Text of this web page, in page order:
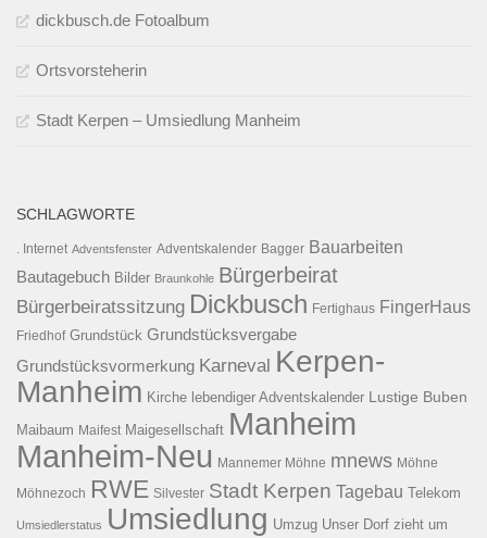
dickbusch.de Fotoalbum
Ortsvorsteherin
Stadt Kerpen – Umsiedlung Manheim
SCHLAGWORTE
. Internet Adventsfenster Adventskalender Bagger Bauarbeiten
Bautagebuch Bilder Braunkohle Bürgerbeirat
Bürgerbeiratssitzung Dickbusch Fertighaus FingerHaus
Friedhof Grundstück Grundstücksvergabe
Grundstücksvormerkung Karneval Kerpen-
Manheim Kirche lebendiger Adventskalender Lustige Buben
Maibaum Maifest Maigesellschaft Manheim
Manheim-Neu Mannemer Möhne mnews Möhne
Möhnezoch RWE Silvester Stadt Kerpen Tagebau Telekom
Umsiedlerstatus Umsiedlung Umzug Unser Dorf zieht um